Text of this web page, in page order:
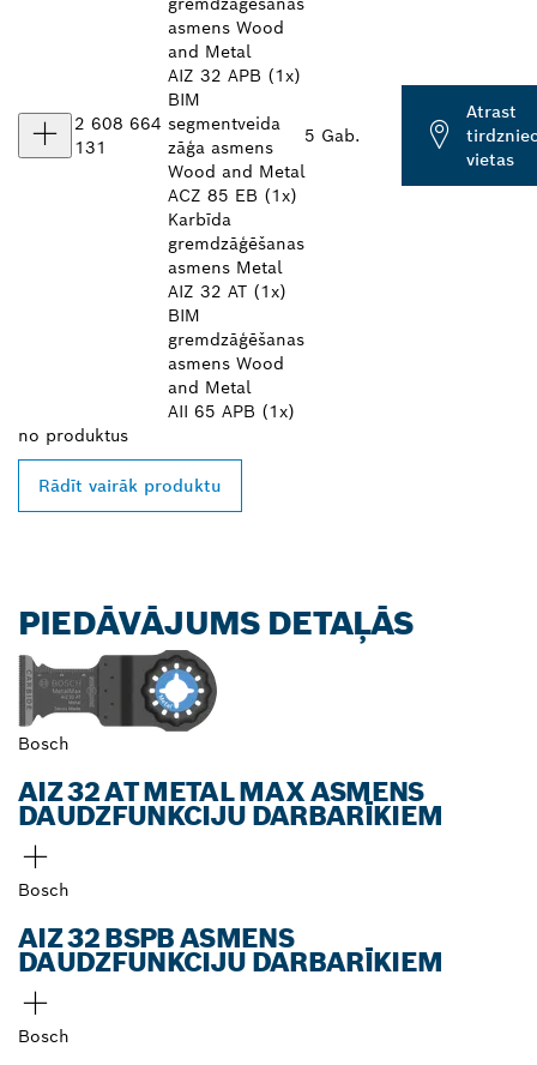
2 608 664
131
asmens Wood
and Metal
AIZ 32 APB (1x)
BIM
segmentveida
zāģa asmens
Wood and Metal
ACZ 85 EB (1x)
Karbīda
gremdzāģēšanas
asmens Metal
AIZ 32 AT (1x)
BIM
gremdzāģēšanas
asmens Wood
and Metal
AII 65 APB (1x)
5 Gab.
Atrast
vietas
no produktus
Rādīt vairāk produktu
PIEDĀVĀJUMS DETAĻĀS
Bosch
AIZ 32 AT METAL MAX ASMENS
DAUDZFUNKCIJU DARBARĪKIEM
Bosch
AIZ 32 BSPB ASMENS
DAUDZFUNKCIJU DARBARĪKIEM
Bosch